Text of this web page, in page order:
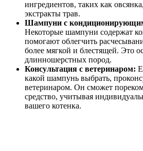
ингредиентов, таких как
экстракты трав.
Шампуни с
Некоторые шампуни содержат
помогают облегчить
более мягкой и блестящей. Это
длинношерстных пород.
Консультация с ветеринаром:
какой шампунь выбрать,
ветеринаром. Он сможет
средство, учитывая
вашего котенка.